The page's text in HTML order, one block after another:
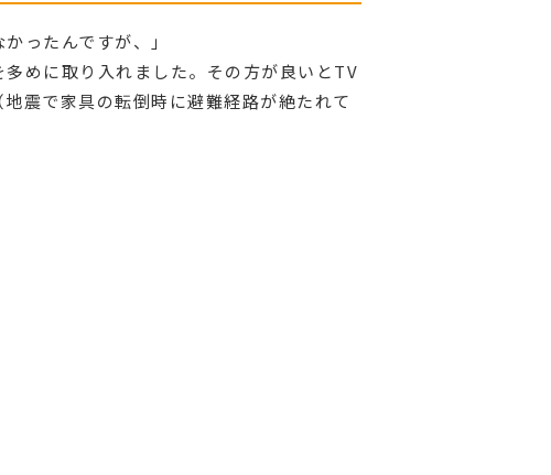
ったんですが、」
めに取り入れました。その方が良いとTV
震で家具の転倒時に避難経路が絶たれて